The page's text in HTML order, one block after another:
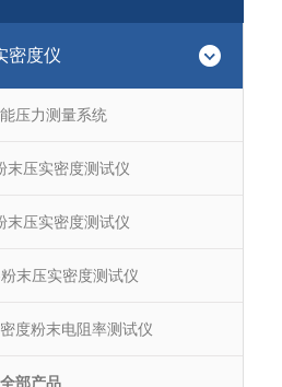
密度仪
压力测量系统
末压实密度测试仪
末压实密度测试仪
末压实密度测试仪
度粉末电阻率测试仪
部产品